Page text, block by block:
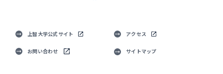
上智大学公式サイト アクセス
お問い合わせ サイトマップ